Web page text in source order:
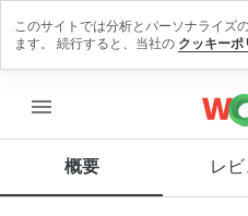
menu
概要 レ
ビュー
す
この
このサイトでは分析とパーソナライズ
ます。 続行すると、当社の クッキーポ